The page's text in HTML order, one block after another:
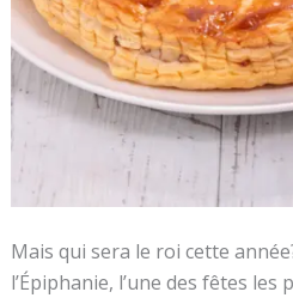
Mais qui sera le roi cette
l’Épiphanie, l’une des fêtes